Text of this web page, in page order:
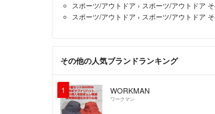
スポーツ/アウトドア › スポーツ/アウトドア
スポーツ/アウトドア › スポーツ/アウトドア
その他の人気ブランドランキング
1 WORKMAN
ワークマン